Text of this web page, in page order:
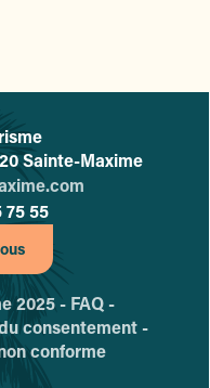
de tourisme de Sainte-
Sainte-Maxime
75 55
2025 - FAQ -
consentement -
conforme